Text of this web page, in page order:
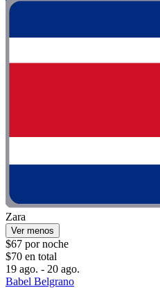
Zara
Ver menos
$67 por noche
$70 en total
19 ago. - 20 ago.
Babel Belgrano